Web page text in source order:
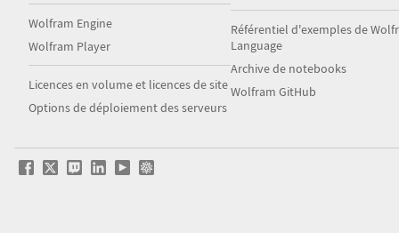
Wolfram Engine
Wolfram Player
Licences en volume et licences de site
Options de déploiement des serveurs
Référentiel d'exemples de
Language
Archive de notebooks
Wolfram GitHub